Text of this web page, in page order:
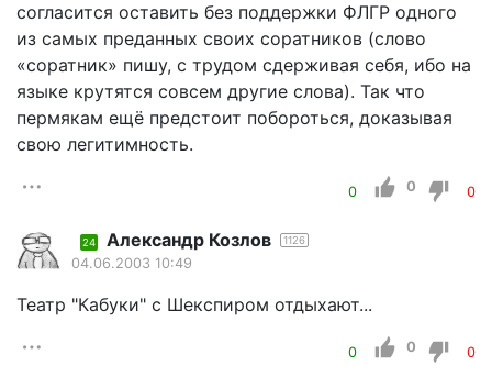
согласится оставить без поддержки ФЛГР одного
из самых преданных своих соратников (слово
«соратник» пишу, с трудом сдерживая себя, ибо на
языке крутятся совсем другие слова). Так что
пермякам ещё предстоит побороться, доказывая
свою легитимность.
0 0 0
24 Александр Козлов 1126
04.06.2003 10:49
Театр "Кабуки" с Шекспиром отдыхают...
0 0 0